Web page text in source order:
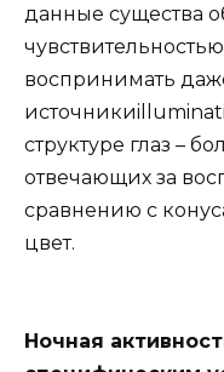
данные существа
воспринимать
структуре глаз –
отвечающих за
сравнению с
цвет.
Ночная